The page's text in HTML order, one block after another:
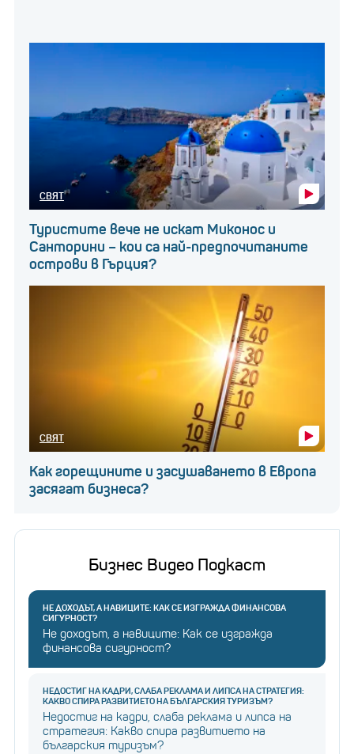
СВЯТ
Туристите вече не искат Миконос и
Санторини – кои са най-предпочитаните
острови в Гърция?
СВЯТ
Как горещините и засушаването в Европа
засягат бизнеса?
Бизнес Видео Подкаст
НЕ ДОХОДЪТ, А НАВИЦИТЕ: КАК СЕ ИЗГРАЖДА ФИНАНСОВА
СИГУРНОСТ?
Не доходът, а навиците: Как се изгражда
финансова сигурност?
НЕДОСТИГ НА КАДРИ, СЛАБА РЕКЛАМА И ЛИПСА НА СТРАТЕГИЯ:
КАКВО СПИРА РАЗВИТИЕТО НА БЪЛГАРСКИЯ ТУРИЗЪМ?
Недостиг на кадри, слаба реклама и липса на
стратегия: Какво спира развитието на
българския туризъм?